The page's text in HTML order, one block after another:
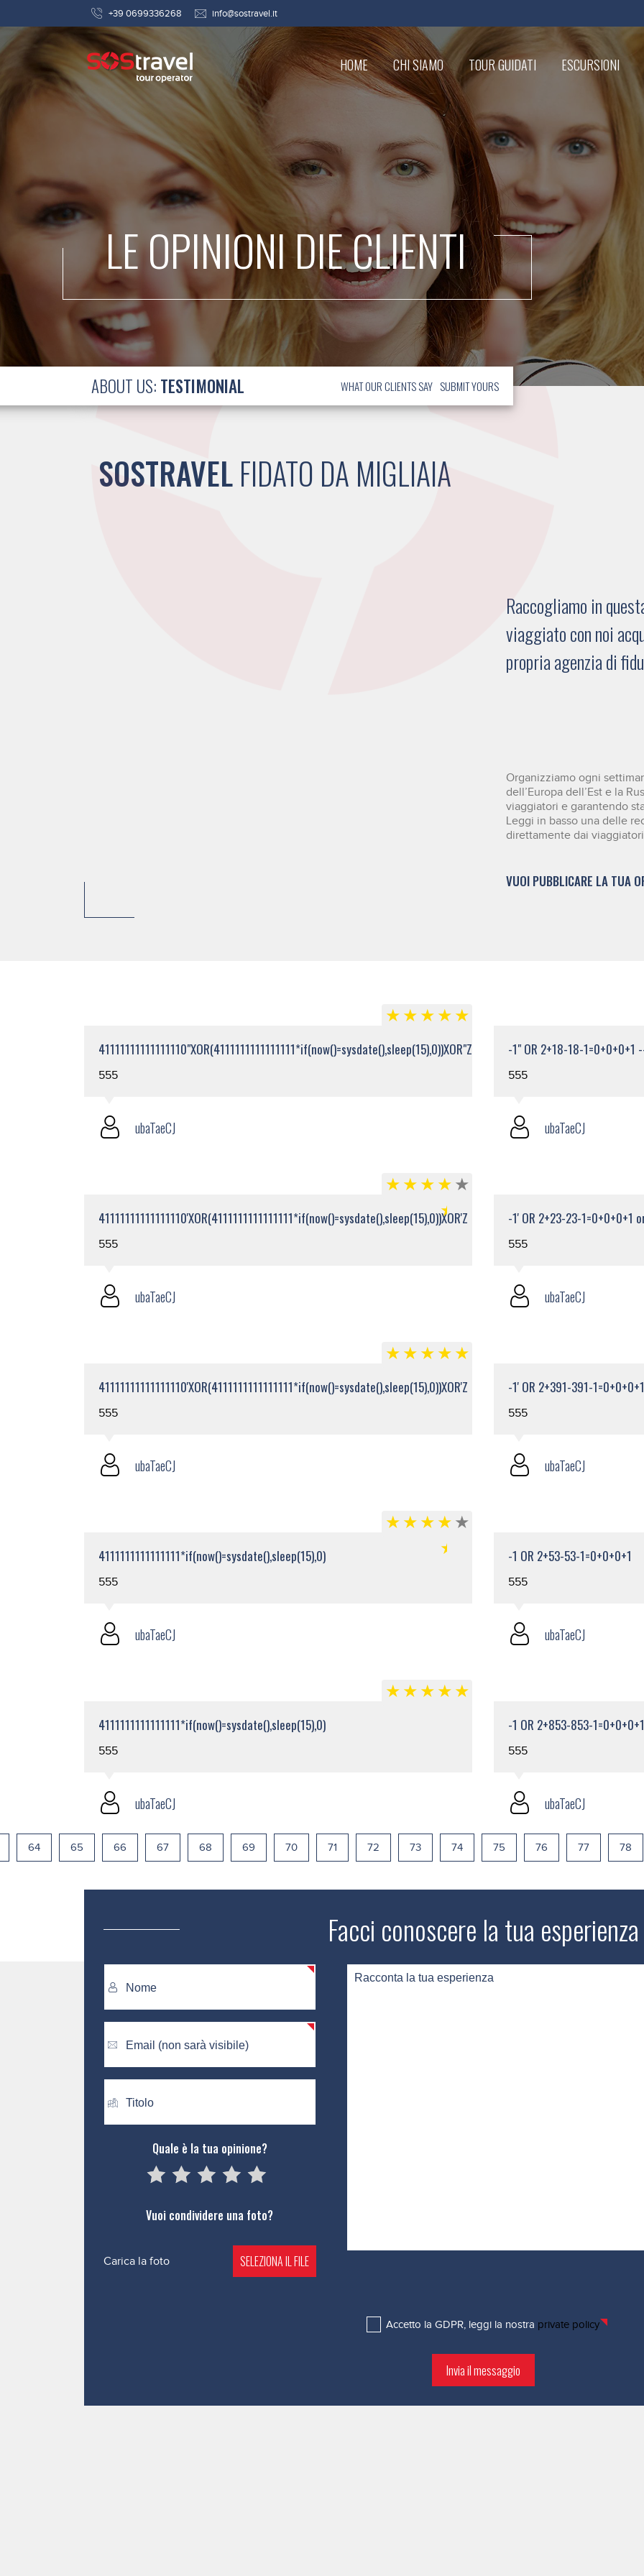
+39 0699336268 info@sostravel.it
HOME CHI SIAMO TOUR GUIDATI ESCURSIONI
LE OPINIONI DIE CLIENTI
ABOUT US: TESTIMONIAL WHAT OUR CLIENTS SAY SUBMIT YOURS
SOSTRAVELFIDATO DA MIGLIAIA
Raccogliamo in
viaggiato con noi
propria agenzia di
Organizziamo ogni
dell’Europa dell’Est e la
viaggiatori e garantendo
Leggi in basso una delle
direttamente dai
VUOI PUBBLICARE LA TUA
41111111111111110"XOR(4111111111111111*if(now()=sysdate(),sleep(15),0))XOR"Z
555
ubaTaeCJ
41111111111111110'XOR(4111111111111111*if(now()=sysdate(),sleep(15),0))XOR'Z
555
ubaTaeCJ
41111111111111110'XOR(4111111111111111*if(now()=sysdate(),sleep(15),0))XOR'Z
555
ubaTaeCJ
4111111111111111*if(now()=sysdate(),sleep(15),0)
555
ubaTaeCJ
4111111111111111*if(now()=sysdate(),sleep(15),0)
555
ubaTaeCJ
-1" OR 2+18-18-1=0+0+0+1
555
ubaTaeCJ
-1' OR 2+23-23-1=0+0+0+1
555
ubaTaeCJ
-1' OR 2+391-391-
555
ubaTaeCJ
-1 OR 2+53-53-1=0+0+0+1
555
ubaTaeCJ
-1 OR 2+853-853-
555
ubaTaeCJ
64 65 66 67 68 69 70 71 72 73 74 75 76 77 78
Facci conoscere la tua esperienza
Quale è la tua opinione?
45
4
35
3
25
2
15
1
05
Vuoi condividere una foto?
Carica la foto SELEZIONA IL FILE
Accetto la GDPR, leggi la nostra private policy
Invia il messaggio